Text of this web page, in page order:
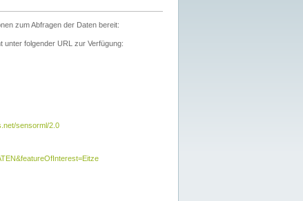
zum Abfragen der Daten bereit:
unter folgender URL zur Verfügung:
sensorml/2.0